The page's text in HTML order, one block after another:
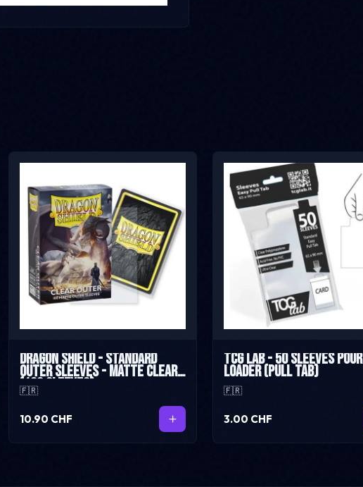
Dragon Shield - Standard
Outer Sleeves - Matte Clear
(100 Sleeves)
🇫🇷
10.90 CHF
TCG Lab - 50 sleeves
loader (pull tab)
🇫🇷
3.00 CHF